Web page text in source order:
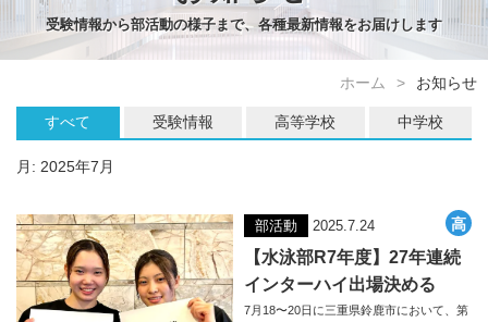
受験情報から部活動の様子まで、各種最新情報をお届けします
ホーム お知らせ
すべて 受験情報 高等学校 中学校
月: 2025年7月
部活動 2025.7.24
【水泳部R7年度】27年連続
インターハイ出場決める
7月18〜20日に三重県鈴鹿市において、第